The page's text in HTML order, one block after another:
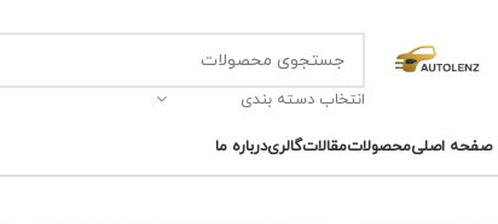
انتخاب دسته بندی
صفحه اصلیمحصولاتمقالاتگالریدرباره ما